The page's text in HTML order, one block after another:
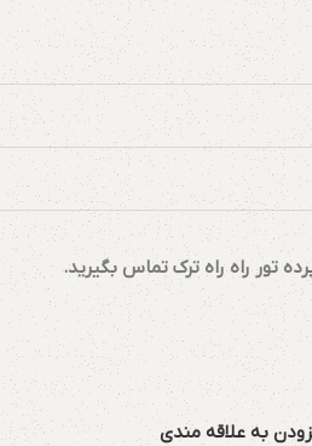
تور راه راه ترک تماس بگیرید.
به علاقه مندی